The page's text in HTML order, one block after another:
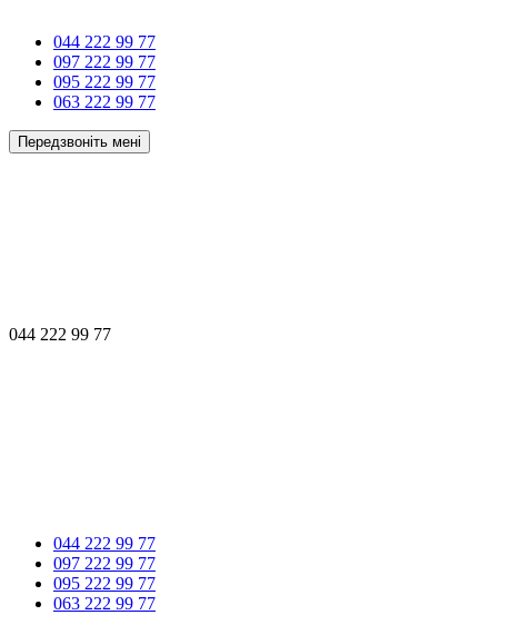
044 222 99 77
097 222 99 77
095 222 99 77
063 222 99 77
Передзвоніть мені
044 222 99 77
044 222 99 77
097 222 99 77
095 222 99 77
063 222 99 77